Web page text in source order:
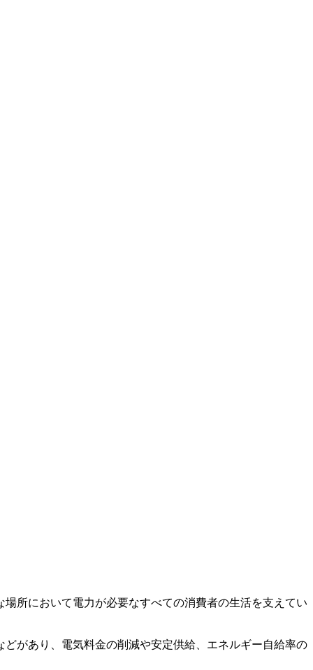
所において電力が必要なすべての消費者の生活を支えてい
があり、電気料金の削減や安定供給、エネルギー自給率の